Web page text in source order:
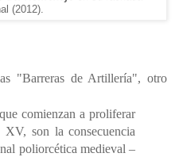
(2012).
"Barreras de Artillería", otro
comienzan a proliferar
son la consecuencia
poliorcética medieval –